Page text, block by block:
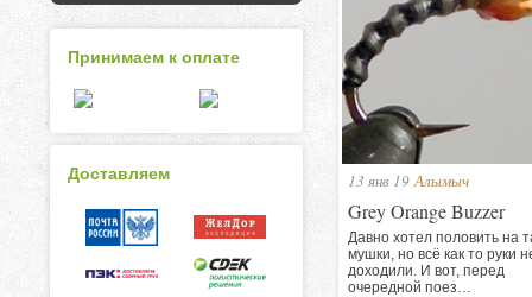
Принимаем к оплате
Доставляем 13 янв 19 Алымыч
Grey Orange Buzzer
Давно хотел половить на
мушки, но всё как то руки
доходили. И вот, перед
очередной поез…